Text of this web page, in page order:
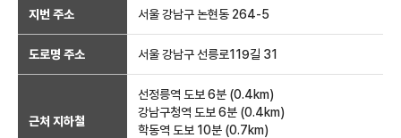
지번 주소 서울 강남구 논현동 264-5
도로명 주소 서울 강남구 선릉로119길 31
근처 지하철
선정릉역 도보 6분 (0.4km)
강남구청역 도보 6분 (0.4km)
학동역 도보 10분 (0.7km)